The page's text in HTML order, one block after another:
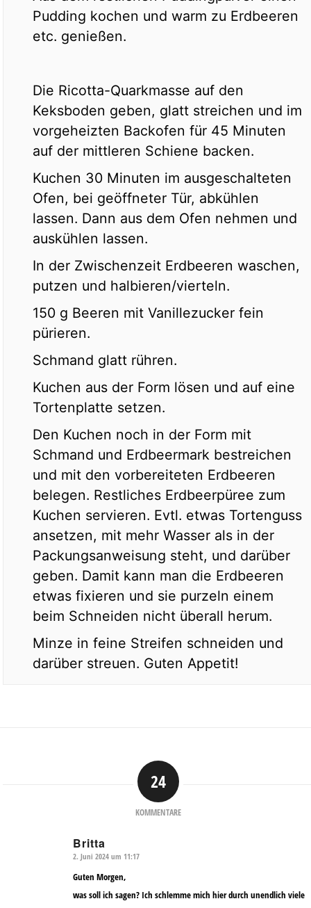
Pudding kochen und warm zu Erdbeeren
etc. genießen.
Die Ricotta-Quarkmasse auf den
Keksboden geben, glatt streichen und im
vorgeheizten Backofen für 45 Minuten
auf der mittleren Schiene backen.
Kuchen 30 Minuten im ausgeschalteten
Ofen, bei geöffneter Tür, abkühlen
lassen. Dann aus dem Ofen nehmen und
auskühlen lassen.
In der Zwischenzeit Erdbeeren waschen,
putzen und halbieren/vierteln.
150 g Beeren mit Vanillezucker fein
pürieren.
Schmand glatt rühren.
Kuchen aus der Form lösen und auf eine
Tortenplatte setzen.
Den Kuchen noch in der Form mit
Schmand und Erdbeermark bestreichen
und mit den vorbereiteten Erdbeeren
belegen. Restliches Erdbeerpüree zum
Kuchen servieren. Evtl. etwas Tortenguss
ansetzen, mit mehr Wasser als in der
Packungsanweisung steht, und darüber
geben. Damit kann man die Erdbeeren
etwas fixieren und sie purzeln einem
beim Schneiden nicht überall herum.
Minze in feine Streifen schneiden und
darüber streuen. Guten Appetit!
24
KOMMENTARE
Britta
sagte:
2. Juni 2024 um 11:17
Guten Morgen,
was soll ich sagen? Ich schlemme mich hier durch unendlich viele